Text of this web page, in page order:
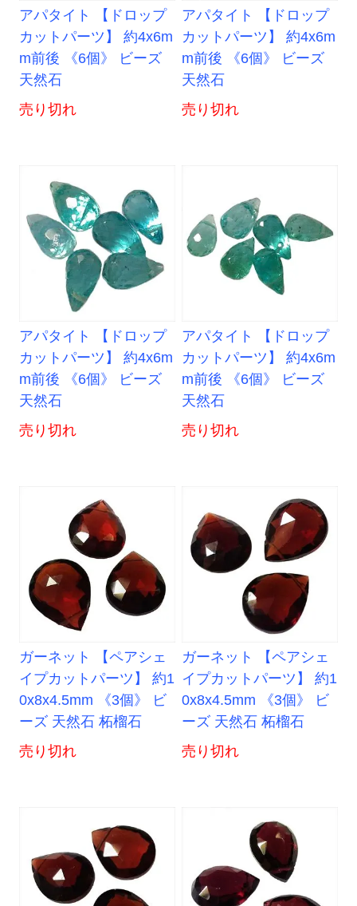
アパタイト 【ドロップ
カットパーツ】 約4x6m
m前後 《6個》 ビーズ
天然石
売り切れ
アパタイト 【ドロップ
カットパーツ】 約4x6m
m前後 《6個》 ビーズ
天然石
売り切れ
アパタイト 【ドロップ
カットパーツ】 約4x6m
m前後 《6個》 ビーズ
天然石
売り切れ
アパタイト 【ドロップ
カットパーツ】 約4x6m
m前後 《6個》 ビーズ
天然石
売り切れ
ガーネット 【ペアシェ
イプカットパーツ】 約1
0x8x4.5mm 《3個》 ビ
ーズ 天然石 柘榴石
売り切れ
ガーネット 【ペアシェ
イプカットパーツ】 約1
0x8x4.5mm 《3個》 ビ
ーズ 天然石 柘榴石
売り切れ